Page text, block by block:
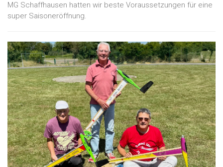
MG Schaffhausen hatten wir beste Voraussetzungen für eine
super Saisoneröffnung.